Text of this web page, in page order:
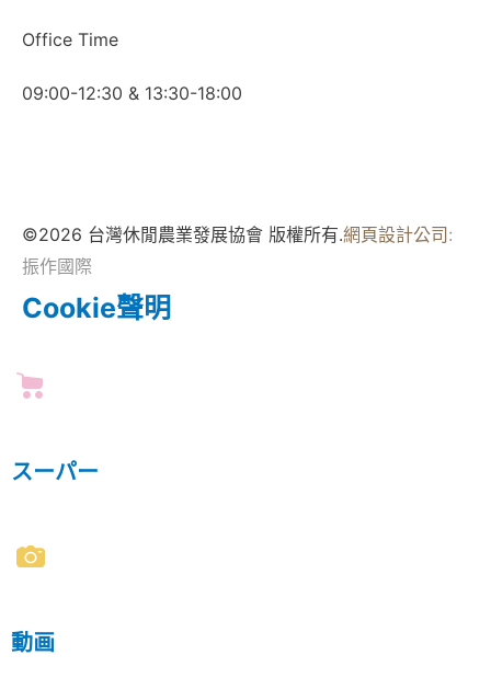
Office Time
09:00-12:30 & 13:30-18:00
©2026 台灣休閒農業發展協會 版權所有.網頁設計公司:
振作國際
Cookie聲明
スーパー
動画